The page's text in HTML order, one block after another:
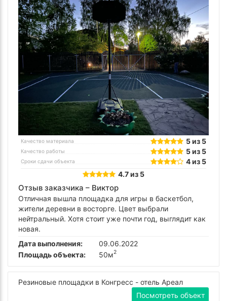
Качество материала 5 из 5
Качество работы 5 из 5
Сроки сдачи объекта
4 из 5
4.7 из 5
Отзыв заказчика – Виктор
Отличная вышла площадка для игры в баскетбол,
жители деревни в восторге. Цвет выбрали
нейтральный. Хотя стоит уже почти год, выглядит как
новая.
Дата выполнения:
09.06.2022
Площадь объекта:
50м2
Резиновые площадки в Конгресс - отель Ареал
Посмотреть объект